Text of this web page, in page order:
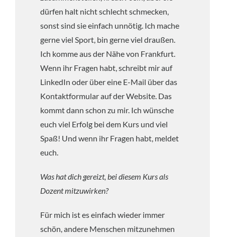
dürfen halt nicht schlecht schmecken,
sonst sind sie einfach unnötig. Ich mache
gerne viel Sport, bin gerne viel draußen.
Ich komme aus der Nähe von Frankfurt.
Wenn ihr Fragen habt, schreibt mir auf
LinkedIn oder über eine E-Mail über das
Kontaktformular auf der Website. Das
kommt dann schon zu mir. Ich wünsche
euch viel Erfolg bei dem Kurs und viel
Spaß! Und wenn ihr Fragen habt, meldet
euch.
Was hat dich gereizt, bei diesem Kurs als
Dozent mitzuwirken?
Für mich ist es einfach wieder immer
schön, andere Menschen mitzunehmen